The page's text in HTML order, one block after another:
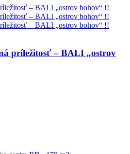
príležitosť – BALI „ostrov